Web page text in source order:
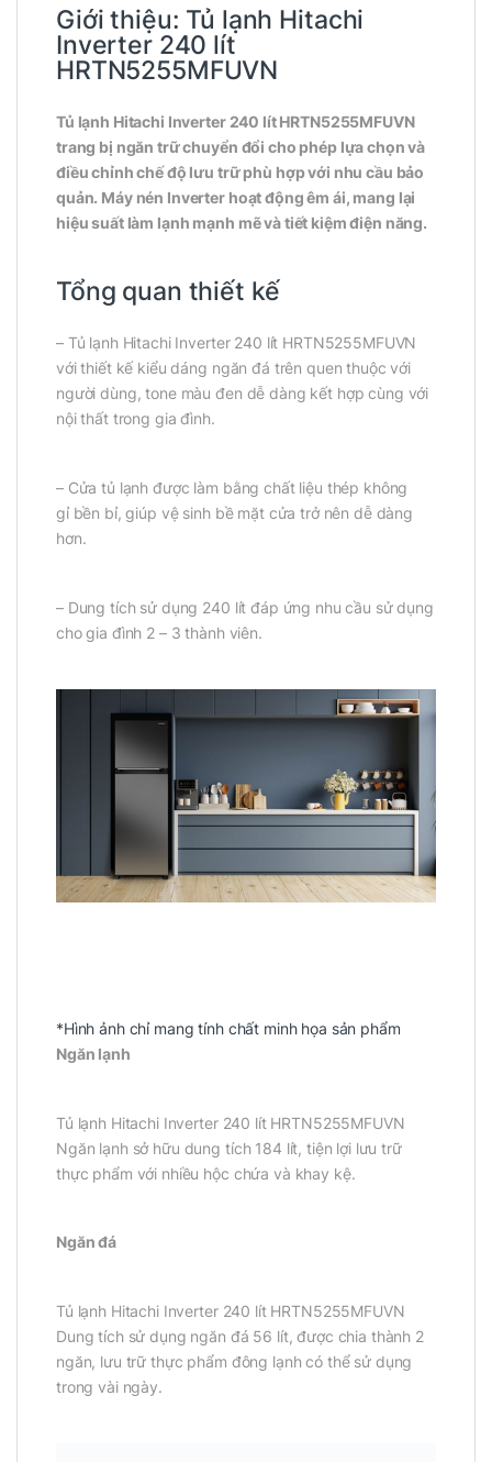
Giới thiệu: Tủ lạnh Hitachi
Inverter 240 lít
HRTN5255MFUVN
Tủ lạnh Hitachi Inverter 240 lít HRTN5255MFUVN
trang bị ngăn trữ chuyển đổi cho phép lựa chọn và
điều chỉnh chế độ lưu trữ phù hợp với nhu cầu bảo
quản. Máy nén Inverter hoạt động êm ái, mang lại
hiệu suất làm lạnh mạnh mẽ và tiết kiệm điện năng.
Tổng quan thiết kế
– Tủ lạnh Hitachi Inverter 240 lít HRTN5255MFUVN
với thiết kế kiểu dáng ngăn đá trên quen thuộc với
người dùng, tone màu đen dễ dàng kết hợp cùng với
nội thất trong gia đình.
– Cửa tủ lạnh được làm bằng chất liệu thép không
gỉ bền bỉ, giúp vệ sinh bề mặt cửa trở nên dễ dàng
hơn.
– Dung tích sử dụng 240 lít đáp ứng nhu cầu sử dụng
cho gia đình 2 – 3 thành viên.
*Hình ảnh chỉ mang tính chất minh họa sản phẩm
Ngăn lạnh
Tủ lạnh Hitachi Inverter 240 lít HRTN5255MFUVN
Ngăn lạnh sở hữu dung tích 184 lít, tiện lợi lưu trữ
thực phẩm với nhiều hộc chứa và khay kệ.
Ngăn đá
Tủ lạnh Hitachi Inverter 240 lít HRTN5255MFUVN
Dung tích sử dụng ngăn đá 56 lít, được chia thành 2
ngăn, lưu trữ thực phẩm đông lạnh có thể sử dụng
trong vài ngày.